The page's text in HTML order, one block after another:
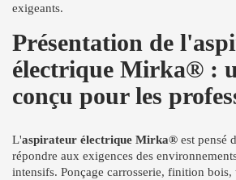
exigeants.
Présentation de
électrique Mirka® :
conçu pour les
L'aspirateur électrique Mirka® est pensé
répondre aux exigences des
intensifs. Ponçage carrosserie, finition